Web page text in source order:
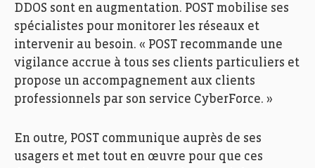
DDOS sont en augmentation. POST mobilise ses
spécialistes pour monitorer les réseaux et
intervenir au besoin. « POST recommande une
vigilance accrue à tous ses clients particuliers et
propose un accompagnement aux clients
professionnels par son service CyberForce. »
En outre, POST communique auprès de ses
usagers et met tout en œuvre pour que ces